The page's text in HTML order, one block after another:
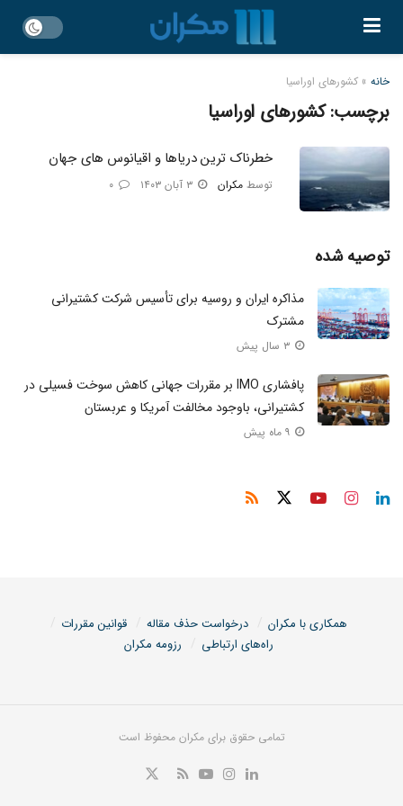
خانه » کشورهای اوراسیا
برچسب:کشورهای اوراسیا
خطرناک ترین دریاها و اقیانوس های جهان
توسط مکران
توصیه شده
مذاکره ایران و روسیه برای تأسیس شرکت کشتیرانی
مشترک
پافشاری IMO بر مقررات جهانی کاهش سوخت فسیلی در
کشتیرانی،‌ باوجود مخالفت آمریکا و عربستان
همکاری با مکران درخواست حذف مقاله
قوانین مقررات
راه‌های ارتباطی
رزومه مکران
تمامی حقوق برای مکران محفوظ است